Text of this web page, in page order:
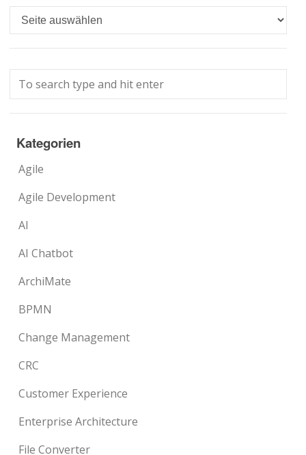
Languages
Kategorien
Agile
Agile Development
AI
AI Chatbot
ArchiMate
BPMN
Change Management
CRC
Customer Experience
Enterprise Architecture
File Converter